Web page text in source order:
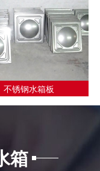
不锈钢水箱板
箱